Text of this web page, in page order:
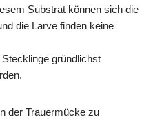
Substrat können sich die
die Larve finden keine
gründlichst
der Trauermücke zu